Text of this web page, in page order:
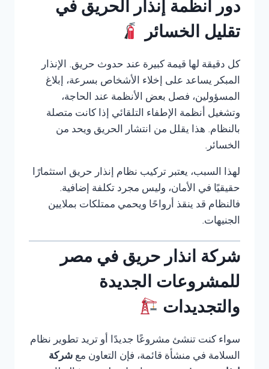
دور أنظمة إنذار الحريق في
تقليل الخسائر
كل دقيقة لها قيمة كبيرة عند حدوث حريق. الإنذار
المبكر يساعد على إخلاء الأشخاص بسرعة، إبلاغ
المسؤولين، فصل بعض الأنظمة عند الحاجة،
وتشغيل أنظمة الإطفاء التلقائي إذا كانت متصلة
بالنظام. هذا يقلل من انتشار الحريق ويحد من
الخسائر.
لهذا السبب، يعتبر تركيب نظام إنذار حريق استثمارًا
حقيقيًا في الأمان، وليس مجرد تكلفة إضافية.
فالنظام قد ينقذ أرواحًا ويحمي ممتلكات بملايين
الجنيهات.
شركة انذار حريق في مصر
للمشروعات الجديدة
والتجديدات
سواء كنت تنشئ مشروعًا جديدًا أو تريد تطوير نظام
السلامة في منشأة قائمة، فإن التعاون مع شركة